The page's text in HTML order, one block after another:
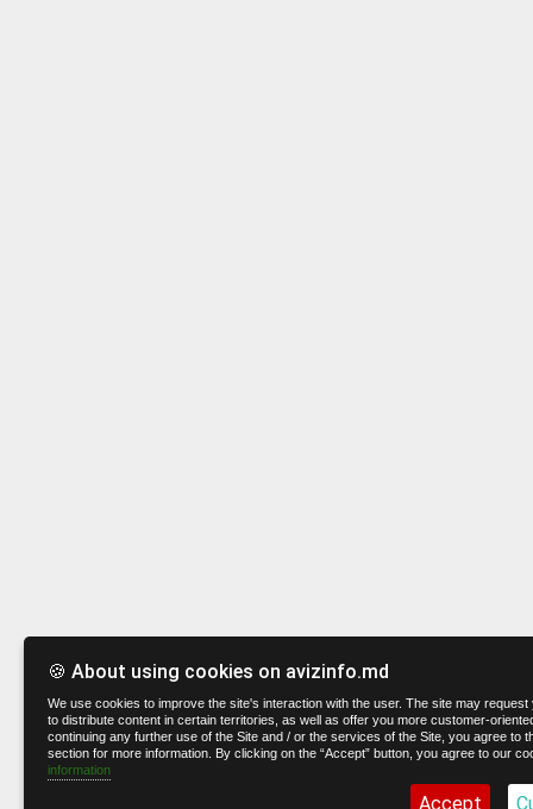
🍪 About using cookies on avizinfo.md
We use cookies to improve the site's interaction with the user. The site may
to distribute content in certain territories, as well as offer you more customer-
continuing any further use of the Site and / or the services of the Site, you agree to
section for more information. By clicking on the “Accept” button, you agree to our
information
Accept